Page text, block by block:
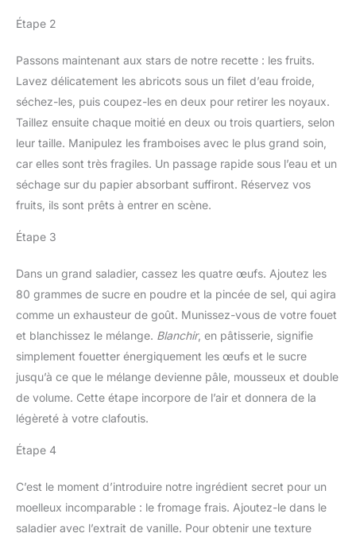
Étape 2
Passons maintenant aux stars de notre recette : les fruits.
Lavez délicatement les abricots sous un filet d’eau froide,
séchez-les, puis coupez-les en deux pour retirer les noyaux.
Taillez ensuite chaque moitié en deux ou trois quartiers, selon
leur taille. Manipulez les framboises avec le plus grand soin,
car elles sont très fragiles. Un passage rapide sous l’eau et un
séchage sur du papier absorbant suffiront. Réservez vos
fruits, ils sont prêts à entrer en scène.
Étape 3
Dans un grand saladier, cassez les quatre œufs. Ajoutez les
80 grammes de sucre en poudre et la pincée de sel, qui agira
comme un exhausteur de goût. Munissez-vous de votre fouet
et blanchissez le mélange. Blanchir, en pâtisserie, signifie
simplement fouetter énergiquement les œufs et le sucre
jusqu’à ce que le mélange devienne pâle, mousseux et double
de volume. Cette étape incorpore de l’air et donnera de la
légèreté à votre clafoutis.
Étape 4
C’est le moment d’introduire notre ingrédient secret pour un
moelleux incomparable : le fromage frais. Ajoutez-le dans le
saladier avec l’extrait de vanille. Pour obtenir une texture